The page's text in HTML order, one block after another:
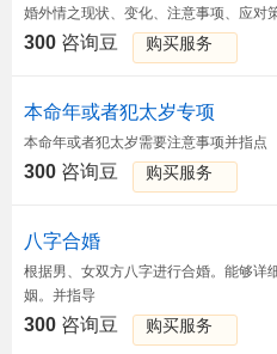
婚外情之现状、变化、注意事项、应对
300 咨询豆 购买服务
本命年或者犯太岁专项
本命年或者犯太岁需要注意事项并指点
300 咨询豆 购买服务
八字合婚
根据男、女双方八字进行合婚。能够详
姻。并指导
300 咨询豆 购买服务